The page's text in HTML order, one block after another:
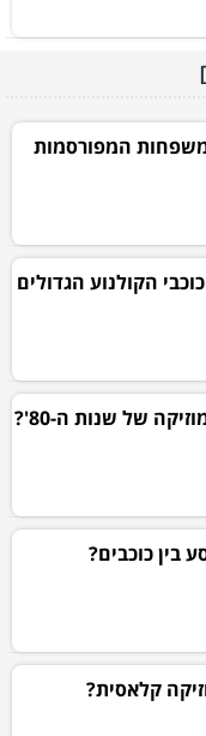
המפורסמות
הקולנוע הגדולים
של שנות ה-80'?
בין כוכבים?
קלאסית?